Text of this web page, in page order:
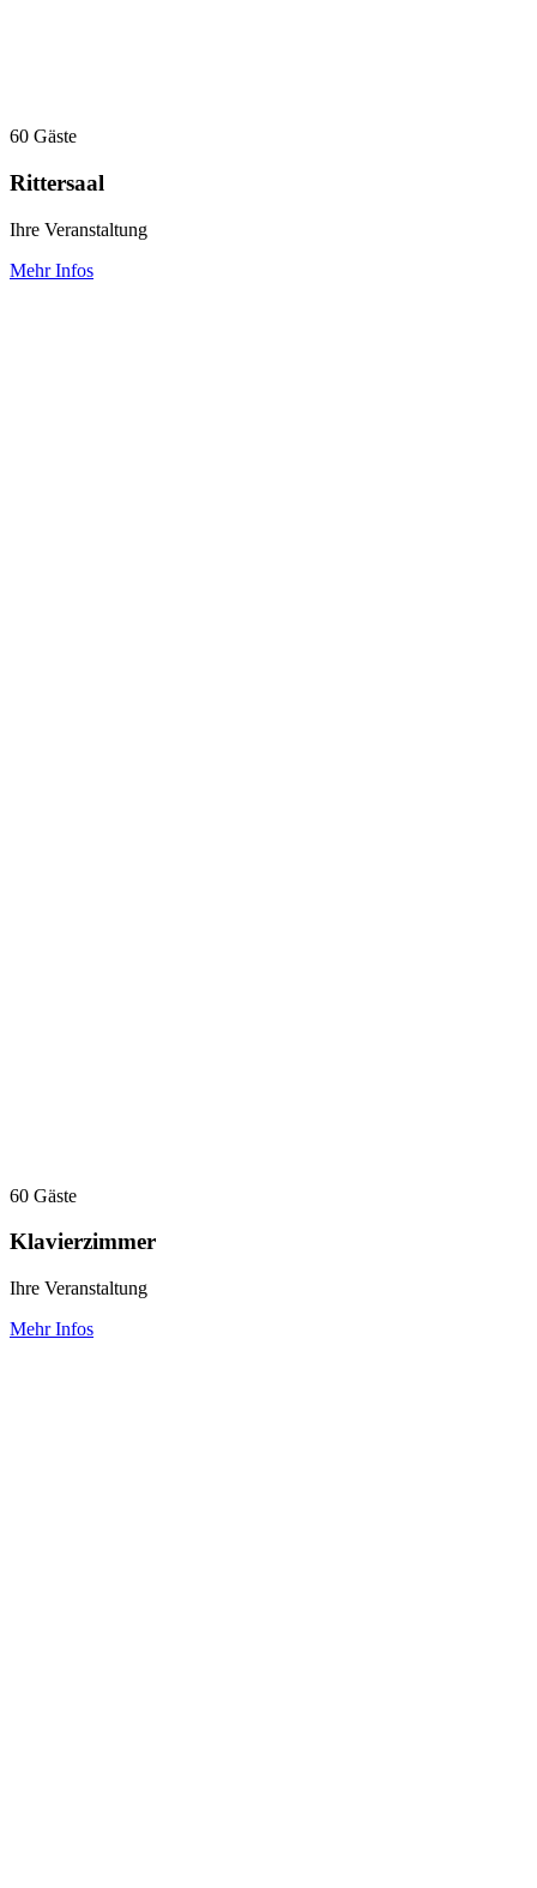
60 Gäste
Rittersaal
Ihre Veranstaltung
Mehr Infos
60 Gäste
Klavierzimmer
Ihre Veranstaltung
Mehr Infos